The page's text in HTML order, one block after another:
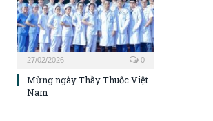
27/02/2026 0
Mừng ngày Thầy Thuốc Việt
Nam